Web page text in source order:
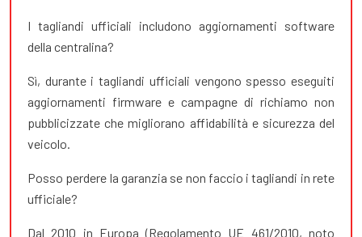
I tagliandi ufficiali includono aggiornamenti software
della centralina?
Sì, durante i tagliandi ufficiali vengono spesso eseguiti
aggiornamenti firmware e campagne di richiamo non
pubblicizzate che migliorano affidabilità e sicurezza del
veicolo.
Posso perdere la garanzia se non faccio i tagliandi in rete
ufficiale?
Dal 2010 in Europa (Regolamento UE 461/2010, noto